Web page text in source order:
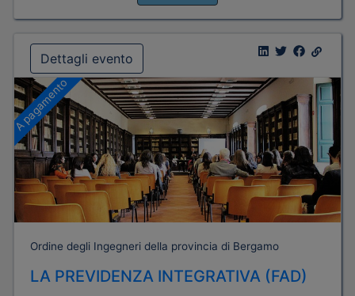
Dettagli evento
A pagamento
Ordine degli Ingegneri della provincia di Bergamo
LA PREVIDENZA INTEGRATIVA (FAD)